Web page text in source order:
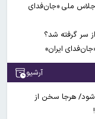
ملی «جان‌فدای
سر گرفته شد؟
ایران»
آرشیو
شود/ هرجا سخن از